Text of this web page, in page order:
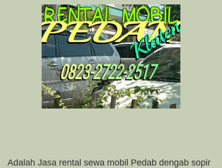
Adalah Jasa rental sewa mobil Pedab dengab sopir